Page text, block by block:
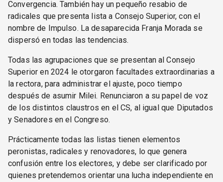
Convergencia. También hay un pequeño resabio de
radicales que presenta lista a Consejo Superior, con el
nombre de Impulso. La desaparecida Franja Morada se
dispersó en todas las tendencias.
Todas las agrupaciones que se presentan al Consejo
Superior en 2024 le otorgaron facultades extraordinarias a
la rectora, para administrar el ajuste, poco tiempo
después de asumir Milei. Renunciaron a su papel de voz
de los distintos claustros en el CS, al igual que Diputados
y Senadores en el Congreso.
Prácticamente todas las listas tienen elementos
peronistas, radicales y renovadores, lo que genera
confusión entre los electores, y debe ser clarificado por
quienes pretendemos orientar una lucha independiente en